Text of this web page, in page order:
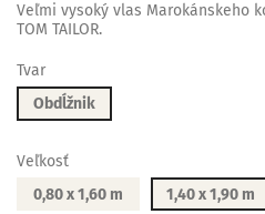
Veľmi vysoký vlas Marokánskeho
TOM TAILOR.
Tvar
Obdĺžnik
Veľkosť
0,80 x 1,60 m
1,40 x 1,90 m